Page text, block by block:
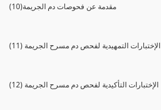
(10)مقدمة عن فحوصات دم الجريمة
(11) الإختبارات التمهيدية لفحص دم مسرح الجريمة
(12) الإختبارات التأكيدية لفحص دم مسرح الجريمة